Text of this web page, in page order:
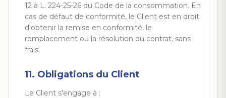
12 à L. 224-25-26 du Code de la consommation. En
cas de défaut de conformité, le Client est en droit
d'obtenir la remise en conformité, le
remplacement ou la résolution du contrat, sans
frais.
11. Obligations du Client
Le Client s'engage à :